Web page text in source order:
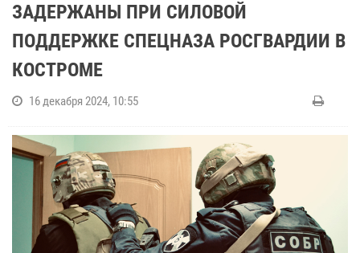
ЗАДЕРЖАНЫ ПРИ СИЛОВОЙ
ПОДДЕРЖКЕ СПЕЦНАЗА РОСГВАРДИИ В
КОСТРОМЕ
16 декабря 2024, 10:55